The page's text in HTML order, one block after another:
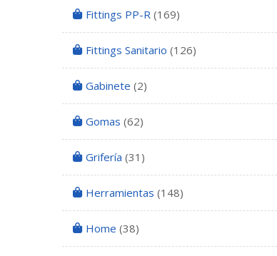
Fittings PP-R (169)
Fittings Sanitario (126)
Gabinete (2)
Gomas (62)
Grifería (31)
Herramientas (148)
Home (38)